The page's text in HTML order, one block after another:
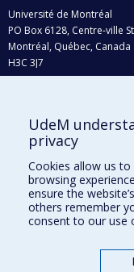
Université de Montréal
PO Box 6128, Centre-ville
Montréal, Québec, Canada
H3C 3J7
Who does what?
Find us
Site map
Accessibility
UdeM
privacy
Cookies allow us
browsing
ensure the
others remember
consent to our use